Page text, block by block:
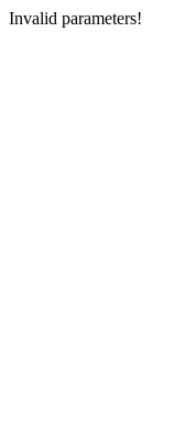
Invalid parameters!